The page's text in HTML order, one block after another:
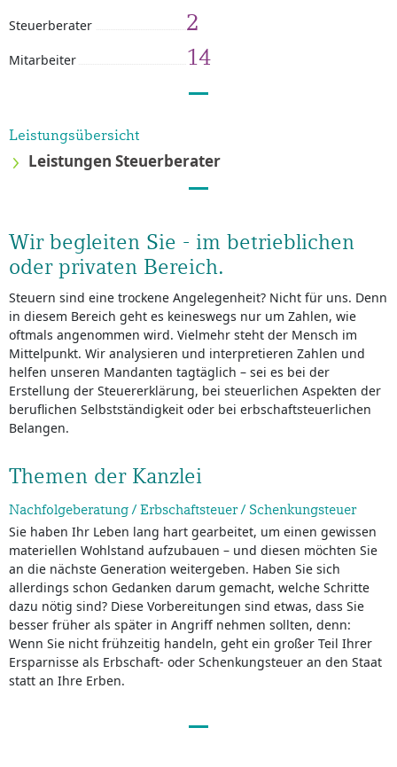
Steuerberater 2
Mitarbeiter 14
Leistungsübersicht
Leistungen Steuerberater
Wir begleiten Sie - im betrieblichen
oder privaten Bereich.
Steuern sind eine trockene Angelegenheit? Nicht für uns. Denn
in diesem Bereich geht es keineswegs nur um Zahlen, wie
oftmals angenommen wird. Vielmehr steht der Mensch im
Mittelpunkt. Wir analysieren und interpretieren Zahlen und
helfen unseren Mandanten tagtäglich – sei es bei der
Erstellung der Steuererklärung, bei steuerlichen Aspekten der
beruflichen Selbstständigkeit oder bei erbschaftsteuerlichen
Belangen.
Themen der Kanzlei
Nachfolgeberatung / Erbschaftsteuer / Schenkungsteuer
Sie haben Ihr Leben lang hart gearbeitet, um einen gewissen
materiellen Wohlstand aufzubauen – und diesen möchten Sie
an die nächste Generation weitergeben. Haben Sie sich
allerdings schon Gedanken darum gemacht, welche Schritte
dazu nötig sind? Diese Vorbereitungen sind etwas, dass Sie
besser früher als später in Angriff nehmen sollten, denn:
Wenn Sie nicht frühzeitig handeln, geht ein großer Teil Ihrer
Ersparnisse als Erbschaft- oder Schenkungsteuer an den Staat
statt an Ihre Erben.